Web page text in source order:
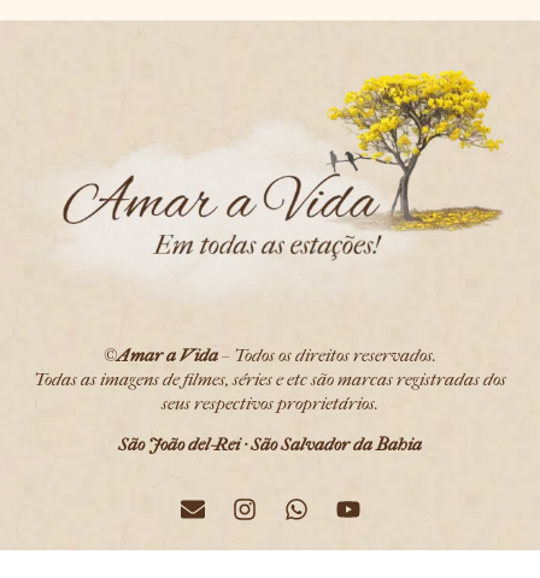
©Amar a Vida– Todos os direitos reservados.
Todas as imagens de filmes, séries e etc são marcas registradas dos
seus respectivos proprietários.
São João del-Rei · São Salvador da Bahia